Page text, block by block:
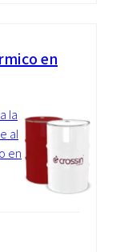
en
la
al
en